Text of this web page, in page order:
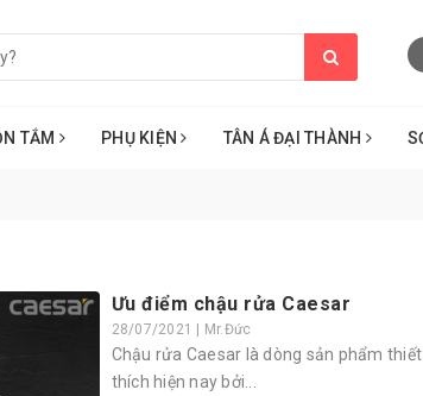
TẮM PHỤ KIỆN TÂN Á ĐẠI THÀNH
Ưu điểm chậu rửa Caesar
28/07/2021 | Mr.Đức
Chậu rửa Caesar là dòng sản phẩm
thích hiện nay bởi...